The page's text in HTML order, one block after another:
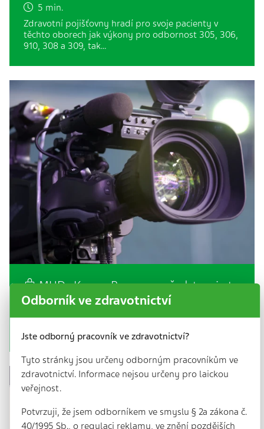
5 min.
Zdravotní pojišťovny hradí pro svoje pacienty v
těchto oborech jak výkony pro odbornost 305, 306,
910, 308 a 309, tak…
MUDr. Karen: Prevence představuje to
nejdůležitější
8 min.
Rozhovor s MUDr. Igorem Karenem.
Odborník ve zdravotnictví
Jste odborný pracovník ve zdravotnictví?
Tyto stránky jsou určeny odborným pracovníkům ve
zdravotnictví. Informace nejsou určeny pro laickou
veřejnost.
Potvrzuji, že jsem odborníkem ve smyslu § 2a zákona č.
40/1995 Sb., o regulaci reklamy, ve znění pozdějších